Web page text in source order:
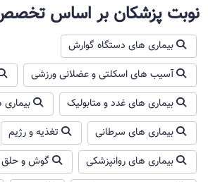
نوبت پزشکان بر اساس
بیماری های دستگاه گوارش
آسیب های اسکلتی و عضلانی ورزشی
بیماری های غدد و متابولیک
بیماری های سرطانی
تغذیه و رژیم
بیماری های روانپزشکی
گوش و حلق